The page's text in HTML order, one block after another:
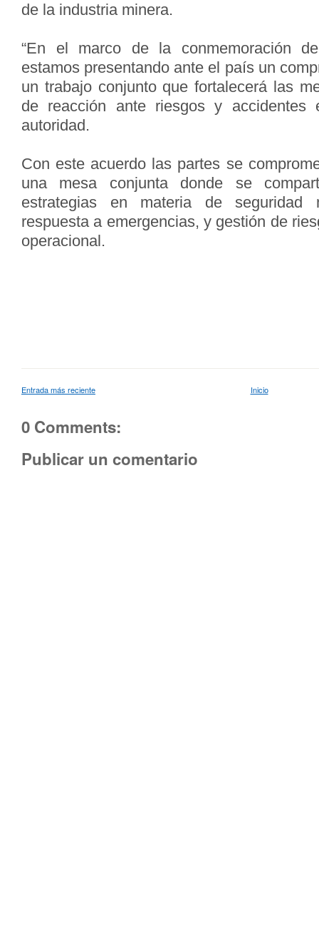
de la industria minera.
“En el marco de la conmemoración
estamos presentando ante el país un
un trabajo conjunto que fortalecerá las
de reacción ante riesgos y accidentes
autoridad.
Con este acuerdo las partes se
una mesa conjunta donde se
estrategias en materia de seguridad
respuesta a emergencias, y gestión de
operacional.
Entrada más reciente Inicio
0 Comments:
Publicar un comentario